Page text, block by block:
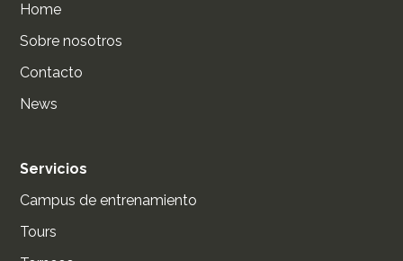
Home
Sobre nosotros
Contacto
News
Servicios
Campus de entrenamiento
Tours